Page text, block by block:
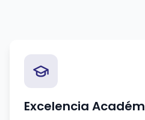
Excelencia